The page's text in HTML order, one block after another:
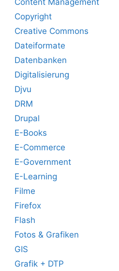
Copyright
Creative Commons
Dateiformate
Datenbanken
Digitalisierung
Djvu
DRM
Drupal
E-Books
E-Commerce
E-Government
E-Learning
Filme
Firefox
Flash
Fotos & Grafiken
GIS
Grafik + DTP